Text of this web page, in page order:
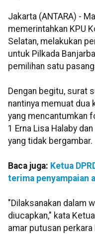
Jakarta (ANTARA) -
memerintahkan KPU
Selatan, melakukan
untuk Pilkada
pemilihan satu
Dengan begitu, surat
nantinya memuat dua
yang mencantumkan
1 Erna Lisa Halaby
yang tidak bergambar.
Baca juga: Ketua
terima penyampaian
"Dilaksanakan dalam
diucapkan," kata
amar putusan perkara